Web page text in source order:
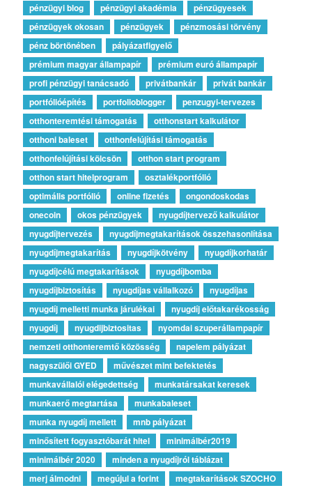
pénzügyi blog
pénzügyi akadémia
pénzügyesek
pénzügyek okosan
pénzügyek
pénzmosási törvény
pénz börtönében
pályázatfigyelő
prémium magyar állampapír
prémium euró állampapír
profi pénzügyi tanácsadó
privátbankár
privát bankár
portfólióépítés
portfolioblogger
penzugyi-tervezes
otthonteremtési támogatás
otthonstart kalkulátor
otthoni baleset
otthonfelújítási támogatás
otthonfelújítási kölcsön
otthon start program
otthon start hitelprogram
osztalékportfólió
optimális portfólió
online fizetés
ongondoskodas
onecoin
okos pénzügyek
nyugdíjtervező kalkulátor
nyugdíjtervezés
nyugdíjmegtakarítások összehasonlítása
nyugdíjmegtakarítás
nyugdíjkötvény
nyugdíjkorhatár
nyugdíjcélú megtakarítások
nyugdíjbomba
nyugdíjbiztosítás
nyugdíjas vállalkozó
nyugdíjas
nyugdíj melletti munka járulékai
nyugdíj előtakarékosság
nyugdíj
nyugdijbiztositas
nyomdai szuperállampapír
nemzeti otthonteremtő közösség
napelem pályázat
nagyszülői GYED
művészet mint befektetés
munkavállalói elégedettség
munkatársakat keresek
munkaerő megtartása
munkabaleset
munka nyugdíj mellett
mnb pályázat
minősített fogyasztóbarát hitel
minimálbér2019
minimálbér 2020
minden a nyugdíjról táblázat
merj álmodni
megújul a forint
megtakarítások SZOCHO